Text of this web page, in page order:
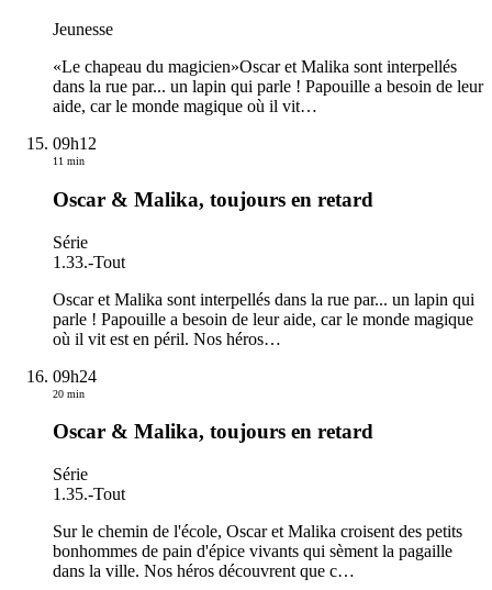
Jeunesse
«Le chapeau du magicien»Oscar et Malika sont interpellés
dans la rue par... un lapin qui parle ! Papouille a besoin de leur
aide, car le monde magique où il vit…
09h12
11 min
Oscar & Malika, toujours en retard
Série
1.33.-Tout
Oscar et Malika sont interpellés dans la rue par... un lapin qui
parle ! Papouille a besoin de leur aide, car le monde magique
où il vit est en péril. Nos héros…
09h24
20 min
Oscar & Malika, toujours en retard
Série
1.35.-Tout
Sur le chemin de l'école, Oscar et Malika croisent des petits
bonhommes de pain d'épice vivants qui sèment la pagaille
dans la ville. Nos héros découvrent que c…